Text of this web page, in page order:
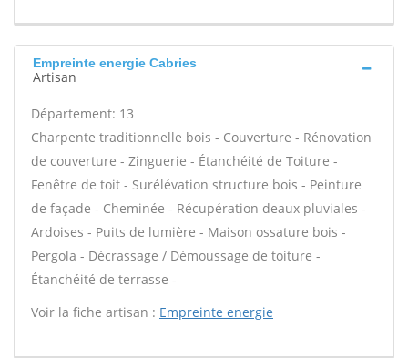
Empreinte energie Cabries
Artisan
Département: 13
Charpente traditionnelle bois - Couverture - Rénovation
de couverture - Zinguerie - Étanchéité de Toiture -
Fenêtre de toit - Surélévation structure bois - Peinture
de façade - Cheminée - Récupération deaux pluviales -
Ardoises - Puits de lumière - Maison ossature bois -
Pergola - Décrassage / Démoussage de toiture -
Étanchéité de terrasse -
Voir la fiche artisan : Empreinte energie